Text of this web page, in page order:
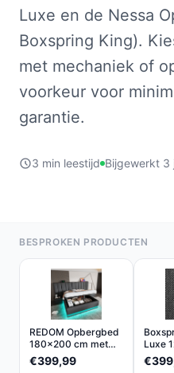
Luxe en de Nessa
Boxspring King).
met mechaniek of
voorkeur voor
garantie.
3 min leestijd Bijgewerkt 3
BESPROKEN PRODUCTEN
REDOM Opbergbed
180x200 cm met
Hydraul...
€399,99
Luxe
wit